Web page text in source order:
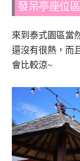
發呆亭座位區
來到泰式園區當
還沒有很熱，而
會比較涼~